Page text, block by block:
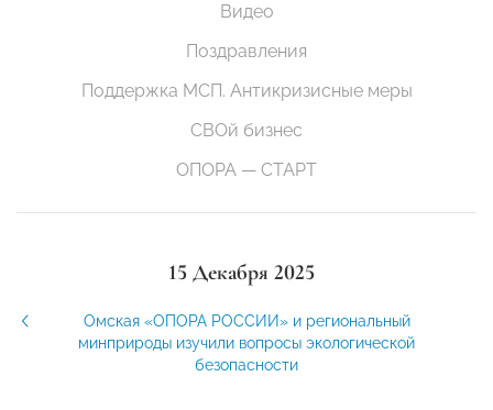
Видео
Поздравления
Поддержка МСП. Антикризисные меры
СВОй бизнес
ОПОРА — СТАРТ
15 Декабря 2025
Омская «ОПОРА РОССИИ» и региональный
минприроды изучили вопросы экологической
безопасности